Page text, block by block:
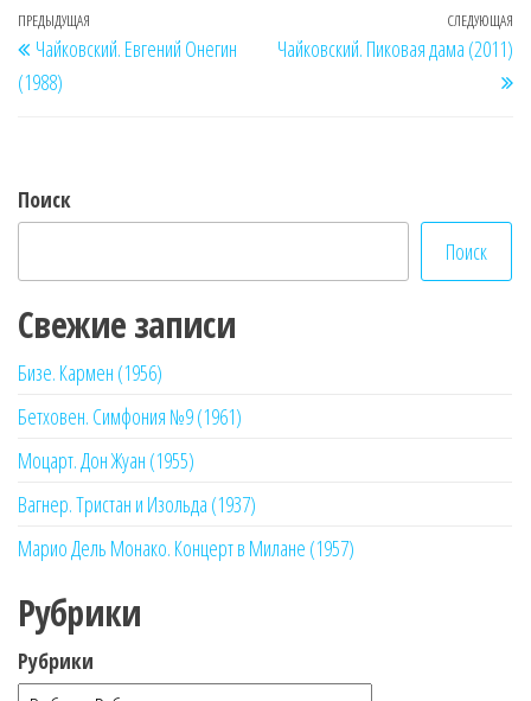
Навигация
по
записям
Предыдущая
запись
ПРЕДЫДУЩАЯ
Чайковский. Евгений Онегин
(1988)
СЛЕДУЮЩАЯ
Чайковский. Пиковая дама (2011)
Поиск
Поиск
Свежие записи
Бизе. Кармен (1956)
Бетховен. Симфония №9 (1961)
Моцарт. Дон Жуан (1955)
Вагнер. Тристан и Изольда (1937)
Марио Дель Монако. Концерт в Милане (1957)
Рубрики
Рубрики